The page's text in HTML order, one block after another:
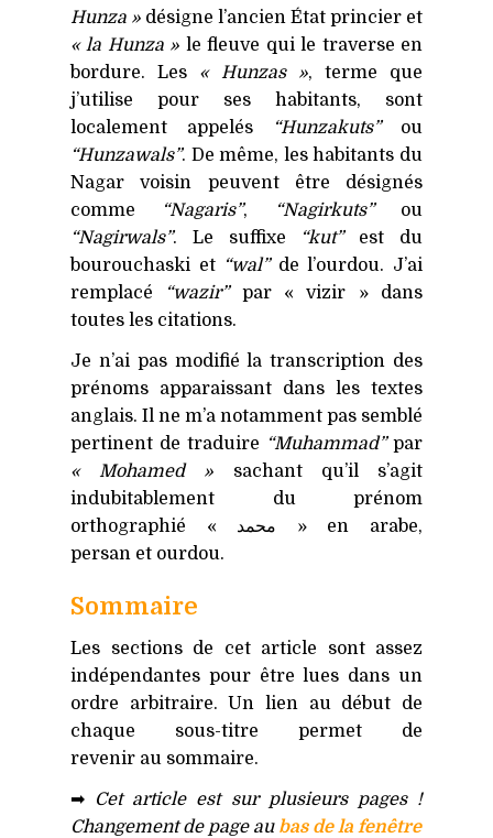
Hunza » désigne l’ancien État princier et
« la Hunza » le fleuve qui le traverse en
bordure. Les « Hunzas », terme que
j’utilise pour ses habitants, sont
localement appelés
“Hunzakuts”ou
“Hunzawals”. De même, les habitants du
Nagar voisin peuvent être désignés
comme
“Nagaris”, “Nagirkuts”ou
“Nagirwals”. Le suffixe “kut”est du
bourouchaski et “wal”de l’ourdou. J’ai
remplacé
“wazir”par « vizir » dans
toutes les citations.
Je n’ai pas modifié la transcription des
prénoms apparaissant dans les textes
anglais. Il ne m’a notamment pas semblé
pertinent de traduire “Muhammad”par
« Mohamed » sachant qu’il s’agit
indubitablement du prénom
orthographié « محمد » en arabe,
persan et ourdou.
Sommaire
Les sections de cet article sont assez
indépendantes pour être lues dans un
ordre arbitraire. Un lien au début de
chaque sous-titre permet de
revenir au sommaire.
➡
Cet article est sur plusieurs pages !
Changement de page au bas de la fenêtre